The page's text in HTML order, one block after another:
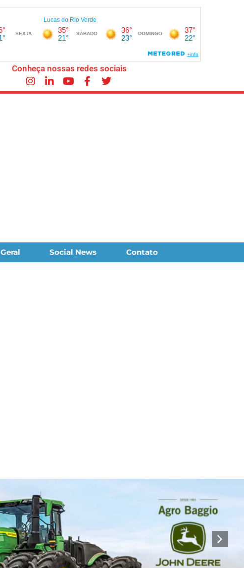
Conheça nossas redes sociais
Geral Social News Contato